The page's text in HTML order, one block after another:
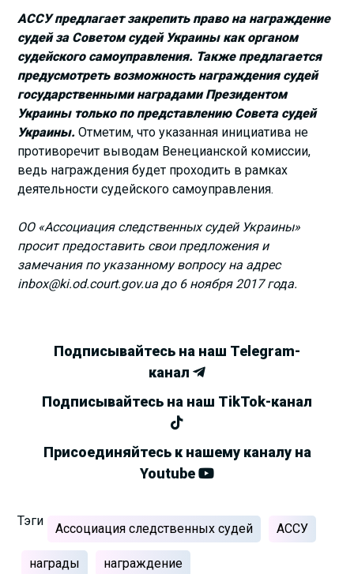
АССУ предлагает закрепить право на награждение
судей за Советом судей Украины как органом
судейского самоуправления. Также предлагается
предусмотреть возможность награждения судей
государственными наградами Президентом
Украины только по представлению Совета судей
Украины. Отметим, что указанная инициатива не
противоречит выводам Венецианской комиссии,
ведь награждения будет проходить в рамках
деятельности судейского самоуправления.
ОО «Ассоциация следственных судей Украины»
просит предоставить свои предложения и
замечания по указанному вопросу на адрес
inbox@ki.od.court.gov.ua до 6 ноября 2017 года.
Подписывайтесь на наш Telegram-
канал
Подписывайтесь на наш TikTok-канал
Присоединяйтесь к нашему каналу на
Youtube
Тэги
Ассоциация следственных судей АССУ
награды награждение